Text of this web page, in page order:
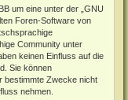
um eine unter der „GNU
Foren-Software von
Community unter
keinen Einfluss auf die
Sie können
bestimmte Zwecke nicht
nehmen.